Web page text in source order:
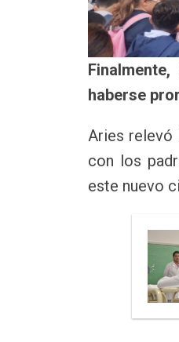
haberse
Aries relevó
con los
este nuevo